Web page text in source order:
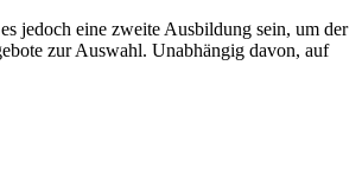
jedoch eine zweite Ausbildung sein, um der
zur Auswahl. Unabhängig davon, auf